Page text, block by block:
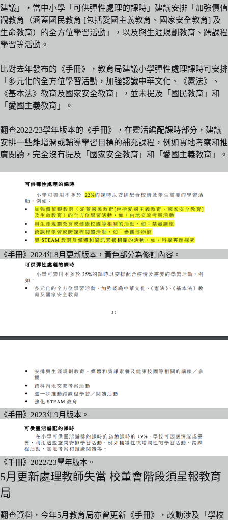
建議」，當中小學「可供彈性處理的課時」建議安排「加強價值
觀教育（涵蓋國民教育 [包括愛國主義教育、國家安全教育] 及
生命教育）的全方位學習活動」，以及與生涯規劃教育、跨課程
學習等活動。
比對去年發布的《手冊》，教育局建議小學彈性處理課時可安排
「多元化的全方位學習活動，加強認識中華文化、《憲法》、
《基本法》教育及國家安全教育」，並未提及「國民教育」和
「愛國主義教育」。
翻查2022/23學年版本的《手冊》，在靈活編配課時部分，建議
安排一些能增潤或輔導學習目標的補充課程，例如實地考察和推
廣閱讀，完全沒有提及「國家安全教育」和「愛國主義教育」。
《手冊》2024年8月更新版本，黃色部分為修訂內容。
《手冊》2023年9月版本。
《手冊》2022/23學年版本。
5月更新處理教師失當 校董會階段須呈報教育
局
翻查資料，今年5月教育局亦曾更新《手冊》，改動涉及「學校